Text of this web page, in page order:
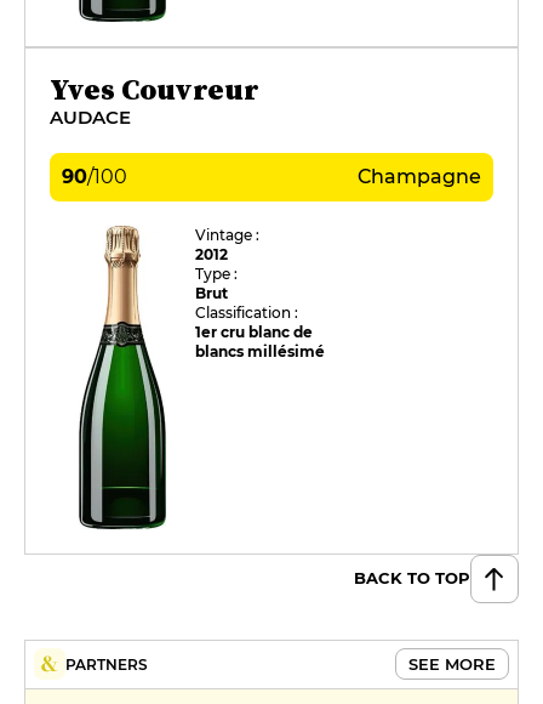
Yves Couvreur
AUDACE
90/100 Champagne
Vintage :
2012
Type :
Brut
Classification :
1er cru blanc de
blancs millésimé
BACK TO TOP
PARTNERS SEE MORE